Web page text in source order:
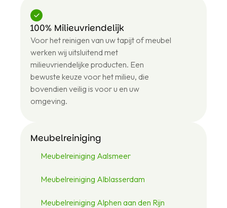
+31
6
43
12
48
46
100% Milieuvriendelijk
Voor het reinigen van uw tapijt of meubel
werken wij uitsluitend met
milieuvriendelijke producten. Een
bewuste keuze voor het milieu, die
bovendien veilig is voor u en uw
omgeving.
Meubelreiniging
Meubelreiniging Aalsmeer
Meubelreiniging Alblasserdam
Meubelreiniging Alphen aan den Rijn